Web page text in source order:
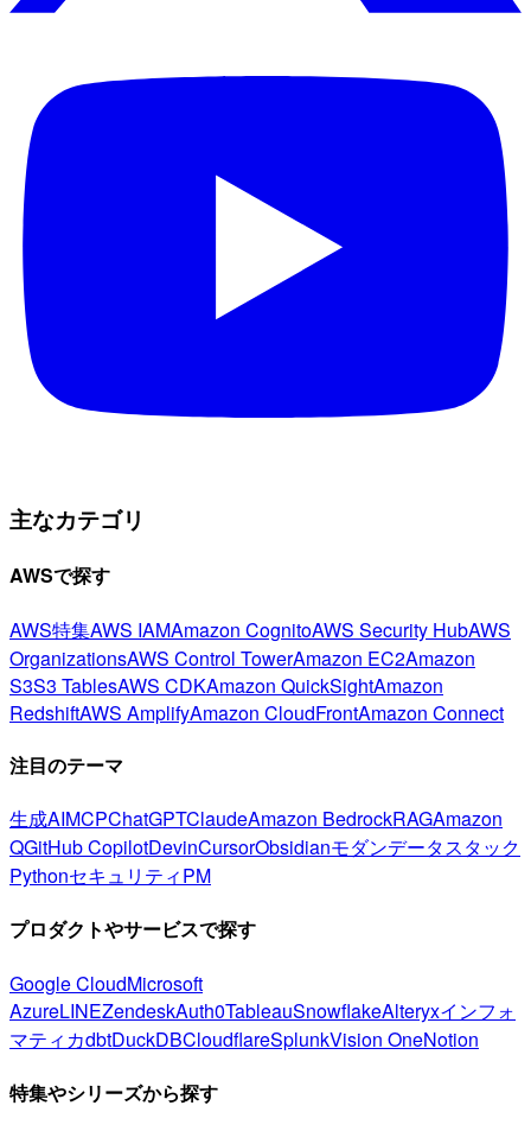
主なカテゴリ
AWSで探す
AWS特集AWS IAMAmazon CognitoAWS Security HubAWS
OrganizationsAWS Control TowerAmazon EC2Amazon
S3S3 TablesAWS CDKAmazon QuickSightAmazon
RedshiftAWS AmplifyAmazon CloudFrontAmazon Connect
注目のテーマ
生成AIMCPChatGPTClaudeAmazon BedrockRAGAmazon
QGitHub CopilotDevinCursorObsidianモダンデータスタック
PythonセキュリティPM
プロダクトやサービスで探す
Google CloudMicrosoft
AzureLINEZendeskAuth0TableauSnowflakeAlteryxインフォ
マティカdbtDuckDBCloudflareSplunkVision OneNotion
特集やシリーズから探す